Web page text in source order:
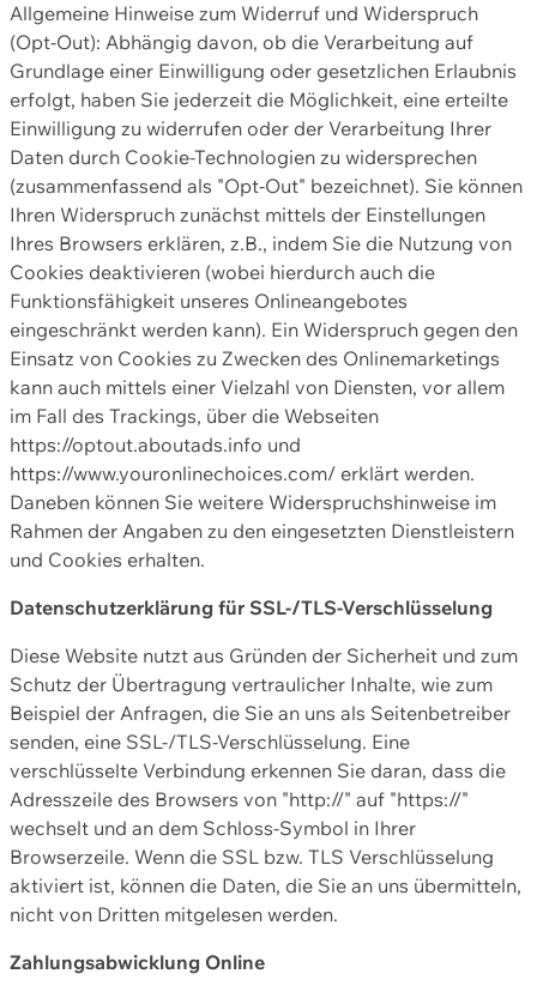
Allgemeine Hinweise zum Widerruf und Widerspruch
(Opt-Out): Abhängig davon, ob die Verarbeitung auf
Grundlage einer Einwilligung oder gesetzlichen Erlaubnis
erfolgt, haben Sie jederzeit die Möglichkeit, eine erteilte
Einwilligung zu widerrufen oder der Verarbeitung Ihrer
Daten durch Cookie-Technologien zu widersprechen
(zusammenfassend als "Opt-Out" bezeichnet). Sie können
Ihren Widerspruch zunächst mittels der Einstellungen
Ihres Browsers erklären, z.B., indem Sie die Nutzung von
Cookies deaktivieren (wobei hierdurch auch die
Funktionsfähigkeit unseres Onlineangebotes
eingeschränkt werden kann). Ein Widerspruch gegen den
Einsatz von Cookies zu Zwecken des Onlinemarketings
kann auch mittels einer Vielzahl von Diensten, vor allem
im Fall des Trackings, über die Webseiten
https://optout.aboutads.info und
https://www.youronlinechoices.com/ erklärt werden.
Daneben können Sie weitere Widerspruchshinweise im
Rahmen der Angaben zu den eingesetzten Dienstleistern
und Cookies erhalten.
Datenschutzerklärung für SSL-/TLS-Verschlüsselung
Diese Website nutzt aus Gründen der Sicherheit und zum
Schutz der Übertragung vertraulicher Inhalte, wie zum
Beispiel der Anfragen, die Sie an uns als Seitenbetreiber
senden, eine SSL-/TLS-Verschlüsselung. Eine
verschlüsselte Verbindung erkennen Sie daran, dass die
Adresszeile des Browsers von "http://" auf "https://"
wechselt und an dem Schloss-Symbol in Ihrer
Browserzeile. Wenn die SSL bzw. TLS Verschlüsselung
aktiviert ist, können die Daten, die Sie an uns übermitteln,
nicht von Dritten mitgelesen werden.
Zahlungsabwicklung Online